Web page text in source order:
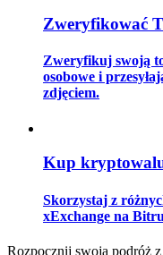
Przewodnik dla
Zweryfikować
Zweryfikuj swoją
osobowe i
zdjęciem.
Kup
Skorzystaj z
xExchange na
Rozpocznij swoją podróż